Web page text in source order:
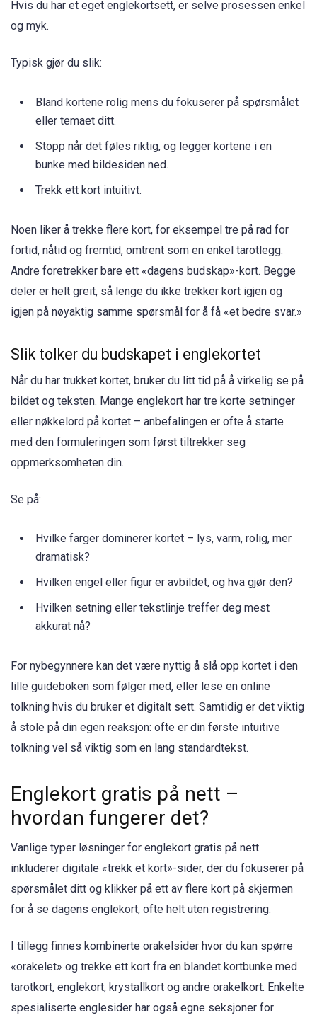
Hvis du har et eget englekortsett, er selve prosessen enkel
og myk.
Typisk gjør du slik:
Bland kortene rolig mens du fokuserer på spørsmålet
eller temaet ditt.
Stopp når det føles riktig, og legger kortene i en
bunke med bildesiden ned.
Trekk ett kort intuitivt.
Noen liker å trekke flere kort, for eksempel tre på rad for
fortid, nåtid og fremtid, omtrent som en enkel tarotlegg.
Andre foretrekker bare ett «dagens budskap»-kort. Begge
deler er helt greit, så lenge du ikke trekker kort igjen og
igjen på nøyaktig samme spørsmål for å få «et bedre svar.»
Slik tolker du budskapet i englekortet
Når du har trukket kortet, bruker du litt tid på å virkelig se på
bildet og teksten. Mange englekort har tre korte setninger
eller nøkkelord på kortet – anbefalingen er ofte å starte
med den formuleringen som først tiltrekker seg
oppmerksomheten din.
Se på:
Hvilke farger dominerer kortet – lys, varm, rolig, mer
dramatisk?
Hvilken engel eller figur er avbildet, og hva gjør den?
Hvilken setning eller tekstlinje treffer deg mest
akkurat nå?
For nybegynnere kan det være nyttig å slå opp kortet i den
lille guideboken som følger med, eller lese en online
tolkning hvis du bruker et digitalt sett. Samtidig er det viktig
å stole på din egen reaksjon: ofte er din første intuitive
tolkning vel så viktig som en lang standardtekst.
Englekort gratis på nett –
hvordan fungerer det?
Vanlige typer løsninger for englekort gratis på nett
inkluderer digitale «trekk et kort»-sider, der du fokuserer på
spørsmålet ditt og klikker på ett av flere kort på skjermen
for å se dagens englekort, ofte helt uten registrering.
I tillegg finnes kombinerte orakelsider hvor du kan spørre
«orakelet» og trekke ett kort fra en blandet kortbunke med
tarotkort, englekort, krystallkort og andre orakelkort. Enkelte
spesialiserte englesider har også egne seksjoner for